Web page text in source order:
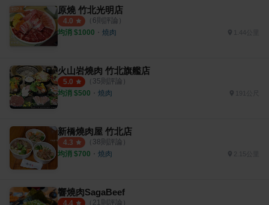
原燒 竹北光明店
4.0 （ 6則評論）
均消 $1000 ・ 燒肉 1.44公里
火山岩燒肉 竹北旗艦店
5.0 （ 35則評論）
均消 $500 ・ 燒肉
新橋燒肉屋 竹北店
4.3 （ 38則評論）
均消 $700 ・ 燒肉 2.15公里
響燒肉SagaBeef
4.4 （ 21則評論）